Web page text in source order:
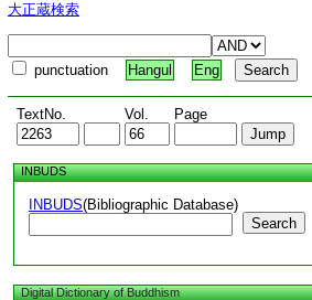
大正蔵検索
punctuation Hangul Eng
TextNo. Vol. Page
INBUDS
INBUDS(Bibliographic Database)
Search
Digital Dictionary of Buddhism